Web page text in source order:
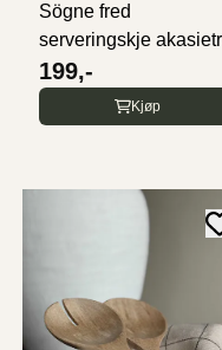
Sögne fred
serveringskje
199,-
Kjøp